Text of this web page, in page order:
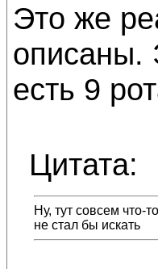
Это же
описаны.
есть 9
Цитата:
Ну, тут совсем что-
не стал бы искать